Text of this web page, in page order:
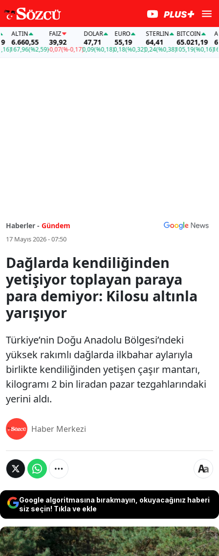
ALTIN
6.660,55
167,96(%2,59)
FAİZ
39,92
-0,07(%-0,17)
DOLAR
47,71
0,09(%0,18)
EURO
55,19
0,18(%0,32)
STERLIN
64,41
0,24(%0,38)
BITCOIN
65.021,19
105,19(%0,16)
Haberler - Gündem
17 Mayıs 2026 - 07:50
Dağlarda kendiliğinden
yetişiyor toplayan paraya
para demiyor: Kilosu altınla
yarışıyor
Türkiye’nin Doğu Anadolu Bölgesi’ndeki
yüksek rakımlı dağlarda ilkbahar aylarıyla
birlikte kendiliğinden yetişen çaşır mantarı,
kilogramı 2 bin liradan pazar tezgahlarındaki
yerini aldı.
Haber Merkezi
Google algoritmasına bırakmayın, okuyacağınız haberi
siz seçin! Tıkla ve ekle